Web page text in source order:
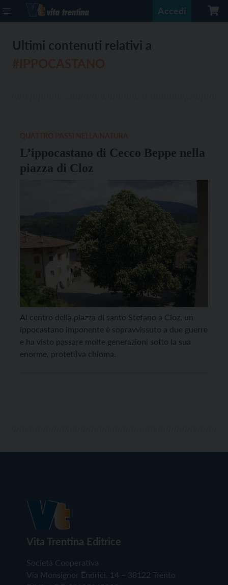
Accedi
Ultimi contenuti relativi a
L’ippocastano di Cecco Beppe nella
piazza di Cloz
Al centro della piazza di santo Stefano a Cloz, un
ippocastano imponente è sopravvissuto a due guerre
e ha visto passare molte generazioni sotto la sua
enorme, protettiva chioma.
Vita Trentina Editrice
Società Cooperativa
Via Monsignor Endrici, 14 – 38122 Trento